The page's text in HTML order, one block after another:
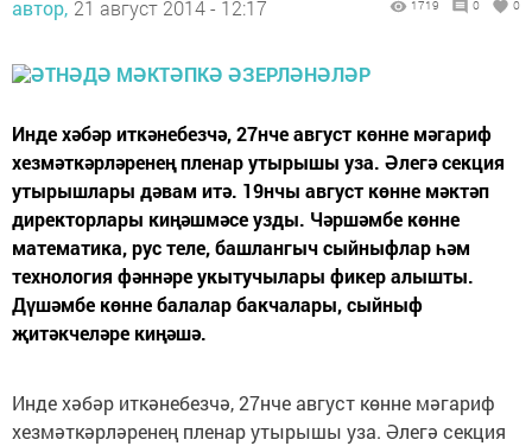
автор, 21 август 2014 - 12:17 1719 0 0
Инде хәбәр иткәнебезчә, 27нче август көнне мәгариф
хезмәткәрләренең пленар утырышы уза. Әлегә секция
утырышлары дәвам итә. 19нчы август көнне мәктәп
директорлары киңәшмәсе узды. Чәршәмбе көнне
математика, рус теле, башлангыч сыйныфлар һәм
технология фәннәре укытучылары фикер алышты.
Дүшәмбе көнне балалар бакчалары, сыйныф
җитәкчеләре киңәшә.
Инде хәбәр иткәнебезчә, 27нче август көнне мәгариф
хезмәткәрләренең пленар утырышы уза. Әлегә секция